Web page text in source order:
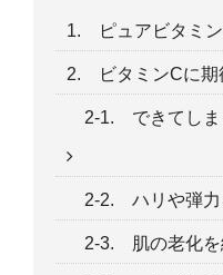
1. ピュアビタミ
2. ビタミンCに期
2-1. できてしま
2-2. ハリや弾力
2-3. 肌の老化を